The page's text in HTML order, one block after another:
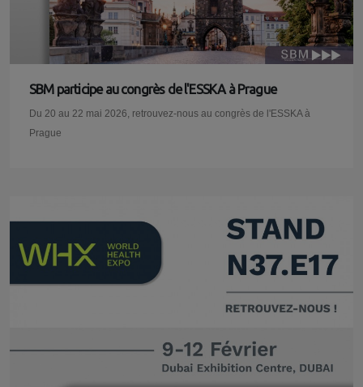
SBM participe au congrès de l'ESSKA à Prague
Du 20 au 22 mai 2026, retrouvez-nous au congrès de l'ESSKA à
Prague